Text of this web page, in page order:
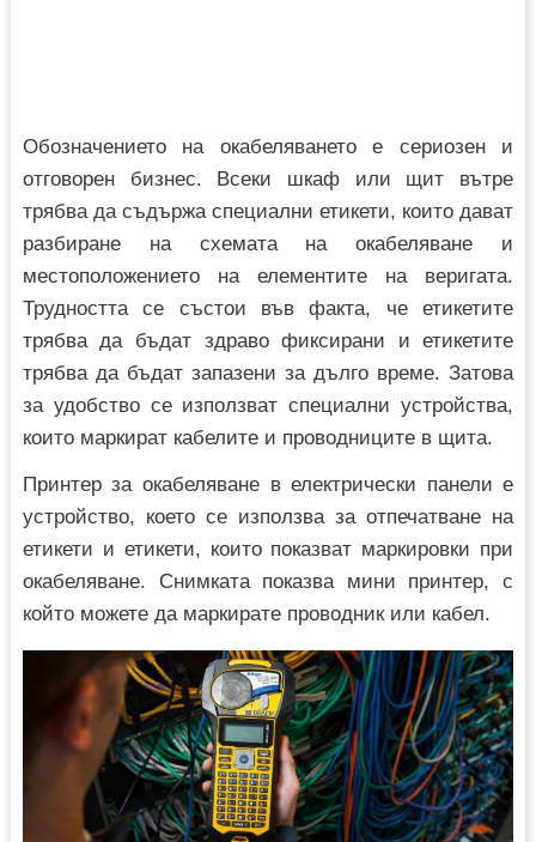
Обозначението на окабеляването е сериозен и
отговорен бизнес. Всеки шкаф или щит вътре
трябва да съдържа специални етикети, които дават
разбиране на схемата на окабеляване и
местоположението на елементите на веригата.
Трудността се състои във факта, че етикетите
трябва да бъдат здраво фиксирани и етикетите
трябва да бъдат запазени за дълго време. Затова
за удобство се използват специални устройства,
които маркират кабелите и проводниците в щита.
Принтер за окабеляване в електрически панели е
устройство, което се използва за отпечатване на
етикети и етикети, които показват маркировки при
окабеляване. Снимката показва мини принтер, с
който можете да маркирате проводник или кабел.